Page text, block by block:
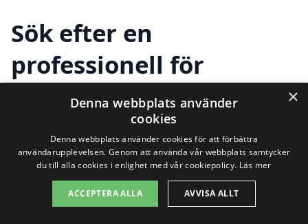
Sök efter en
professionell för
solpaneler i andra
städer nära Gullspång
Att installera solpaneler är en smart
investering för både miljön och din
×
Denna webbplats använder
cookies
Denna webbplats använder cookies för att förbättra
användarupplevelsen. Genom att använda vår webbplats samtycker
du till alla cookies i enlighet med vår cookiepolicy. Läs mer
ACCEPTERA ALLA AVVISA ALLT